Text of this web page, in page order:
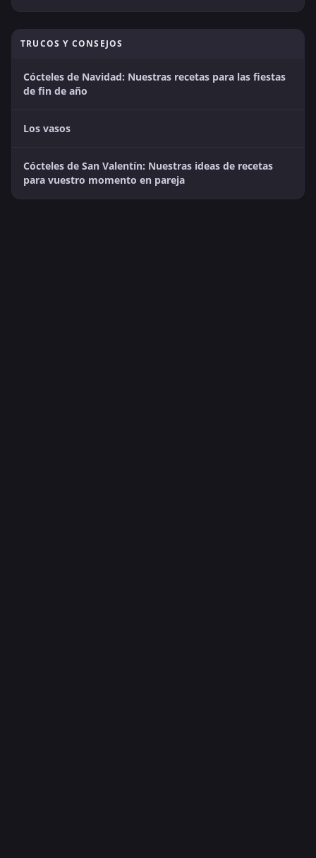
TRUCOS Y CONSEJOS
Cócteles de Navidad: Nuestras recetas para las fiestas
de fin de año
Los vasos
Cócteles de San Valentín: Nuestras ideas de recetas
para vuestro momento en pareja